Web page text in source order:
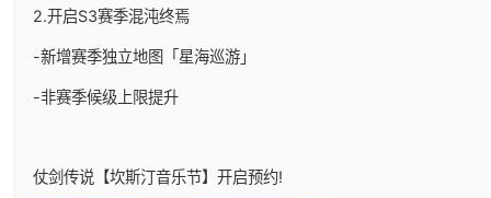
2.开启S3赛季混沌终焉
-新增赛季独立地图「星海巡游」
-非赛季候级上限提升
仗剑传说【坎斯汀音乐节】开启预约!